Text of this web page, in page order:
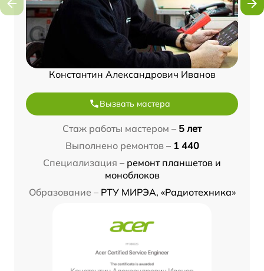
Константин Александрович Иванов
Вызвать мастера
Стаж работы мастером – 5 лет
Выполнено ремонтов – 1 440
Специализация – ремонт планшетов и
моноблоков
Образование – РТУ МИРЭА, «Радиотехника»